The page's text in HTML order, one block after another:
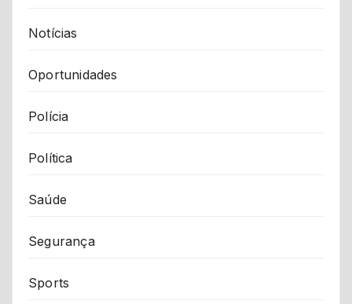
Notícias
Oportunidades
Polícia
Política
Saúde
Segurança
Sports